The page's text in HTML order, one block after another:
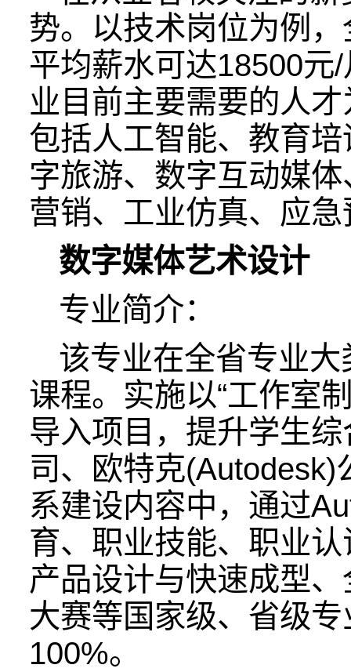
势。以技术岗位为例
平均薪水可达18500元
业目前主要需要的人
包括人工智能、教育
字旅游、数字互动媒
营销、工业仿真、应
数字媒体艺术设计
专业简介：
该专业在全省专业
课程。实施以“工作室
导入项目，提升学生
司、欧特克
系建设内容中，通过
育、职业技能、职业
产品设计与快速成型
大赛等国家级、省级
100%。